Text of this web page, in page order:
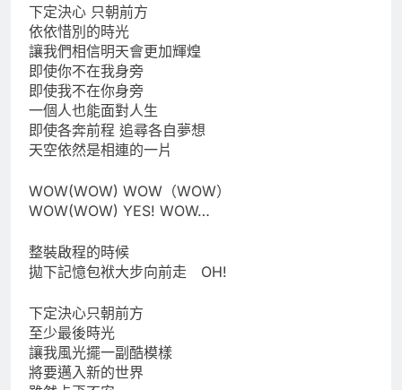
下定決心 只朝前方
依依惜別的時光
讓我們相信明天會更加輝煌
即使你不在我身旁
即使我不在你身旁
一個人也能面對人生
即使各奔前程 追尋各自夢想
天空依然是相連的一片
WOW(WOW) WOW（WOW）
WOW(WOW) YES! WOW…
整裝啟程的時候
拋下記憶包袱大步向前走 OH!
下定決心只朝前方
至少最後時光
讓我風光擺一副酷模樣
將要邁入新的世界